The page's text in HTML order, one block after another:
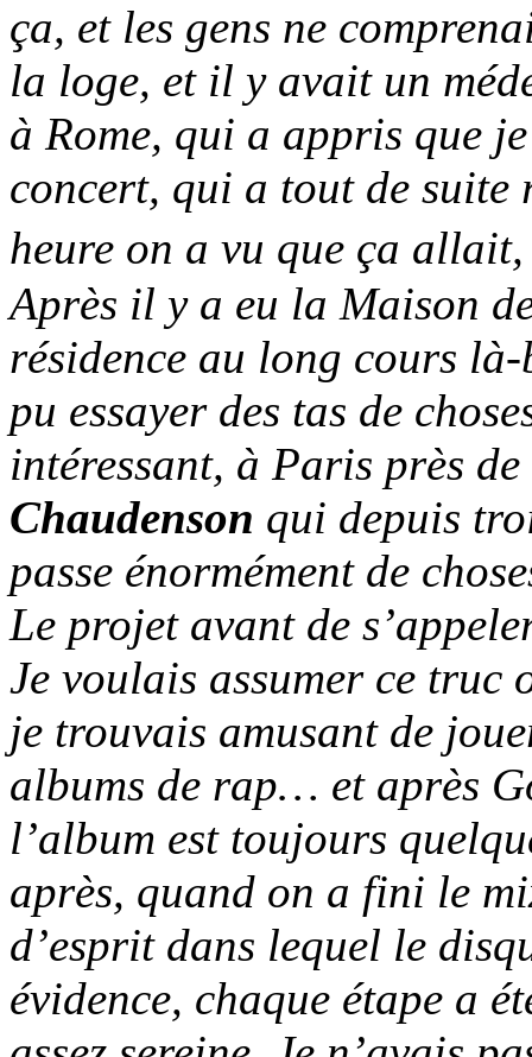
ça, et les gens ne
la loge, et il y avait un
à Rome, qui a appris que
concert, qui a tout de
heure on a vu que ça
Après il y a eu la Maison
résidence au long cours
pu essayer des tas de
intéressant, à Paris près
Chaudenson qui depuis
passe énormément de
Le projet avant de
Je voulais assumer ce truc
je trouvais amusant de
albums de rap… et après
l’album est toujours
après, quand on a fini le
d’esprit dans lequel le
évidence, chaque étape a